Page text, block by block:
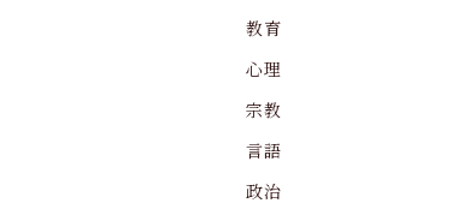
教育
心理
宗教
言語
政治